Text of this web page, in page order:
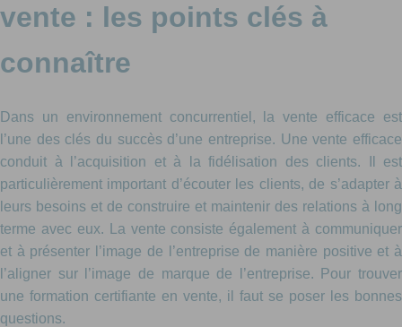
vente : les points clés à
connaître
Dans un environnement concurrentiel, la vente efficace est
l’une des clés du succès d’une entreprise. Une vente efficace
conduit à l’acquisition et à la fidélisation des clients. Il est
particulièrement important d’écouter les clients, de s’adapter à
leurs besoins et de construire et maintenir des relations à long
terme avec eux. La vente consiste également à communiquer
et à présenter l’image de l’entreprise de manière positive et à
l’aligner sur l’image de marque de l’entreprise. Pour trouver
une formation certifiante en vente, il faut se poser les bonnes
questions.